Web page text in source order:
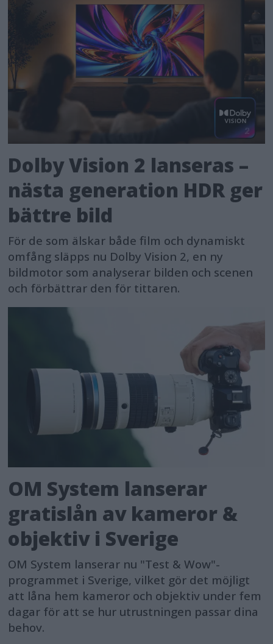
Dolby Vision 2 lanseras –
nästa generation HDR ger
bättre bild
För de som älskar både film och dynamiskt
omfång släpps nu Dolby Vision 2, en ny
bildmotor som analyserar bilden och scenen
och förbättrar den för tittaren.
OM System lanserar
gratislån av kameror &
objektiv i Sverige
OM System lanserar nu "Test & Wow"-
programmet i Sverige, vilket gör det möjligt
att låna hem kameror och objektiv under fem
dagar för att se hur utrustningen passar dina
behov.